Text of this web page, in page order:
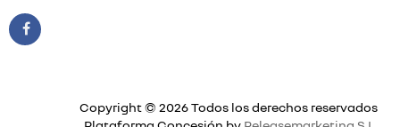
Copyright © 2026 Todos los derechos reservados